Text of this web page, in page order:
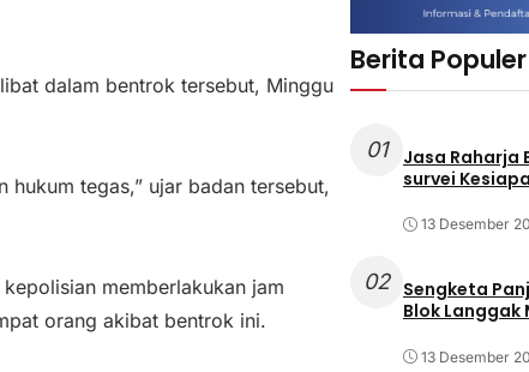
dalam bentrok tersebut, Minggu
hukum tegas,” ujar badan tersebut,
memberlakukan jam
orang akibat bentrok ini.
Berita Populer
01
Jasa Raharja
survei
13 Desember
02
Sengketa
Blok Langgak
13 Desember